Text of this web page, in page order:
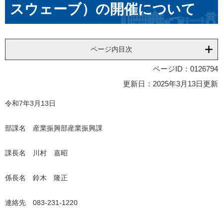
スウェーブ）の開催について
ページ内目次
ページID：0126794
更新日：2025年3月13日更新
令和7年3月13日
部課名 産業振興部産業振興課
課長名 川村 嘉昭
係長名 鈴木 隆正
連絡先 083-231-1220